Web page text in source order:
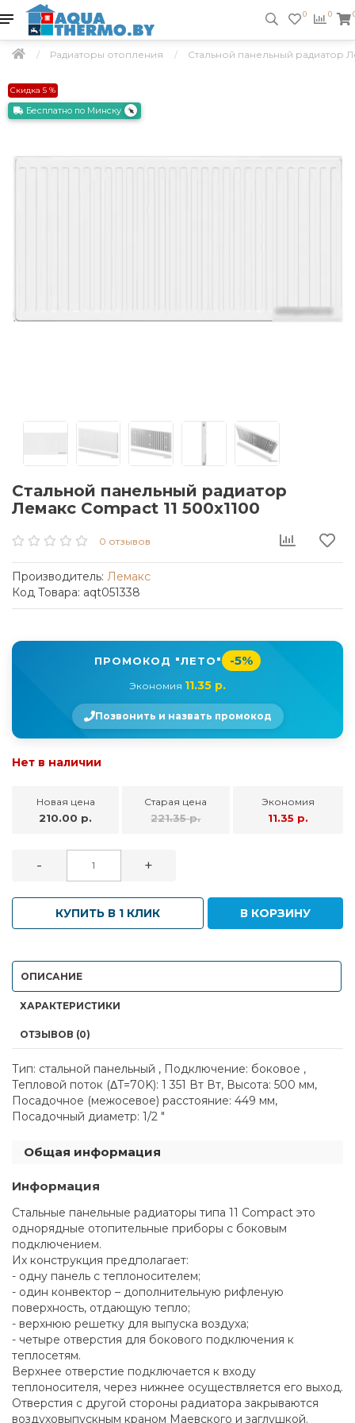
0 0
Радиаторы отопления Стальной панельный радиатор
Скидка 5 %
Бесплатно по Минску
Стальной панельный радиатор
Лемакс Compact 11 500x1100
0 отзывов
Производитель: Лемакс
Код Товара: aqt051338
ПРОМОКОД "ЛЕТО" -5%
Экономия 11.35 р.
Позвонить и назвать промокод
Нет в наличии
Новая цена
210.00 р.
Старая цена
221.35 р.
Экономия
11.35 р.
- +
КУПИТЬ В 1 КЛИК В КОРЗИНУ
ОПИСАНИЕ
ХАРАКТЕРИСТИКИ
ОТЗЫВОВ (0)
Тип: стальной панельный , Подключение: боковое ,
Тепловой поток (ΔT=70K): 1 351 Вт Вт, Высота: 500 мм,
Посадочное (межосевое) расстояние: 449 мм,
Посадочный диаметр: 1/2 "
Общая информация
Информация
Стальные панельные радиаторы типа 11 Compact это
однорядные отопительные приборы с боковым
подключением.
Их конструкция предполагает:
- одну панель с теплоносителем;
- один конвектор – дополнительную рифленую
поверхность, отдающую тепло;
- верхнюю решетку для выпуска воздуха;
- четыре отверстия для бокового подключения к
теплосетям.
Верхнее отверстие подключается к входу
теплоносителя, через нижнее осуществляется его выход.
Отверстия с другой стороны радиатора закрываются
воздуховыпускным краном Маевского и заглушкой.